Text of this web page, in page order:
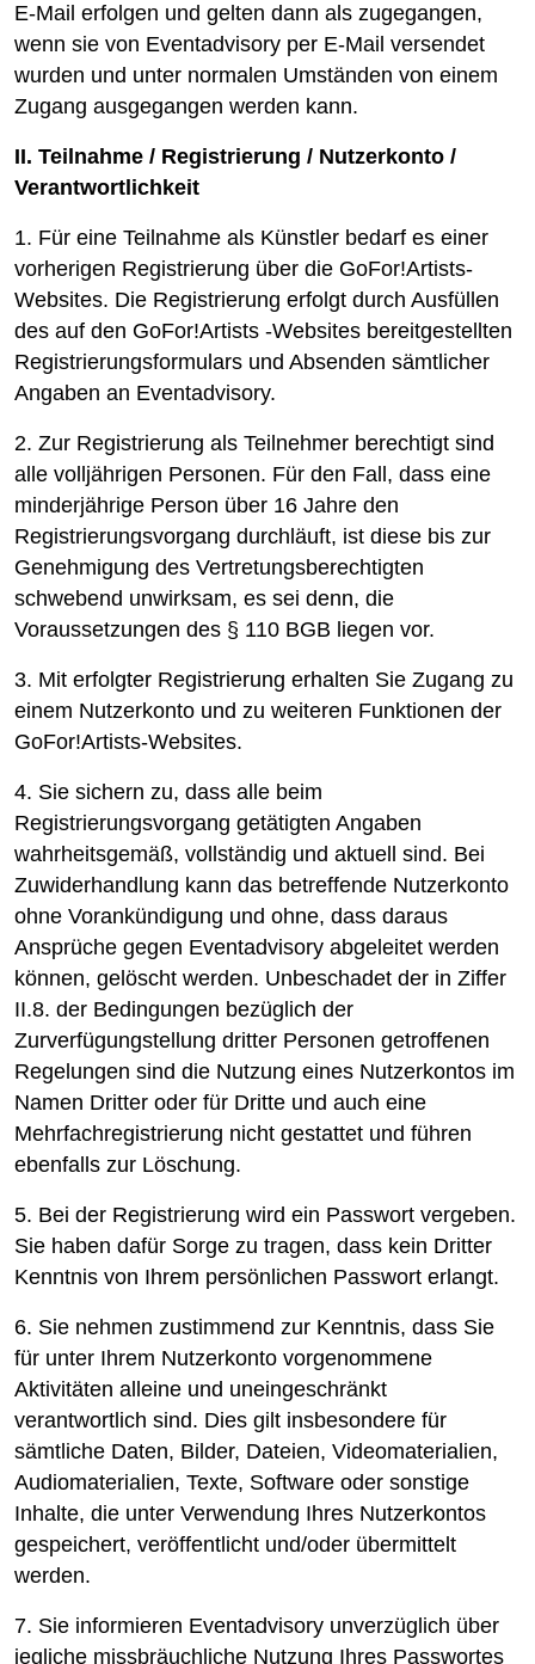
E-Mail erfolgen und gelten dann als zugegangen,
wenn sie von Eventadvisory per E-Mail versendet
wurden und unter normalen Umständen von einem
Zugang ausgegangen werden kann.
II. Teilnahme / Registrierung / Nutzerkonto /
Verantwortlichkeit
1. Für eine Teilnahme als Künstler bedarf es einer
vorherigen Registrierung über die GoFor!Artists-
Websites. Die Registrierung erfolgt durch Ausfüllen
des auf den GoFor!Artists -Websites bereitgestellten
Registrierungsformulars und Absenden sämtlicher
Angaben an Eventadvisory.
2. Zur Registrierung als Teilnehmer berechtigt sind
alle volljährigen Personen. Für den Fall, dass eine
minderjährige Person über 16 Jahre den
Registrierungsvorgang durchläuft, ist diese bis zur
Genehmigung des Vertretungsberechtigten
schwebend unwirksam, es sei denn, die
Voraussetzungen des § 110 BGB liegen vor.
3. Mit erfolgter Registrierung erhalten Sie Zugang zu
einem Nutzerkonto und zu weiteren Funktionen der
GoFor!Artists-Websites.
4. Sie sichern zu, dass alle beim
Registrierungsvorgang getätigten Angaben
wahrheitsgemäß, vollständig und aktuell sind. Bei
Zuwiderhandlung kann das betreffende Nutzerkonto
ohne Vorankündigung und ohne, dass daraus
Ansprüche gegen Eventadvisory abgeleitet werden
können, gelöscht werden. Unbeschadet der in Ziffer
II.8. der Bedingungen bezüglich der
Zurverfügungstellung dritter Personen getroffenen
Regelungen sind die Nutzung eines Nutzerkontos im
Namen Dritter oder für Dritte und auch eine
Mehrfachregistrierung nicht gestattet und führen
ebenfalls zur Löschung.
5. Bei der Registrierung wird ein Passwort vergeben.
Sie haben dafür Sorge zu tragen, dass kein Dritter
Kenntnis von Ihrem persönlichen Passwort erlangt.
6. Sie nehmen zustimmend zur Kenntnis, dass Sie
für unter Ihrem Nutzerkonto vorgenommene
Aktivitäten alleine und uneingeschränkt
verantwortlich sind. Dies gilt insbesondere für
sämtliche Daten, Bilder, Dateien, Videomaterialien,
Audiomaterialien, Texte, Software oder sonstige
Inhalte, die unter Verwendung Ihres Nutzerkontos
gespeichert, veröffentlicht und/oder übermittelt
werden.
7. Sie informieren Eventadvisory unverzüglich über
jegliche missbräuchliche Nutzung Ihres Passwortes